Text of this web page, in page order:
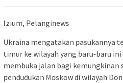
Izium, Pelanginews
Ukraina mengatakan pasukannya
timur ke wilayah yang baru-baru
membuka jalan bagi kemungkinan
pendudukan Moskow di wilayah